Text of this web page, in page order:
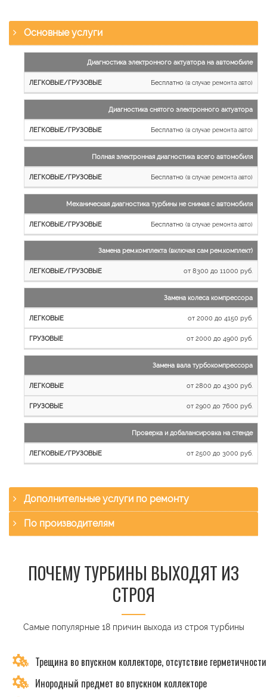
Основные услуги
работы
Легковые
и
Грузовые
автомобили
Диагностика электронного актуатора на автомобиле
Бесплатно (в случае ремонта авто)
Диагностика снятого электронного актуатора
Бесплатно (в случае ремонта авто)
Полная электронная диагностика всего автомобиля
Бесплатно (в случае ремонта авто)
Механическая диагностика турбины не снимая с автомобиля
Бесплатно (в случае ремонта авто)
Замена рем.комплекта (включая сам рем.комплект)
от 8300 до 11000 руб.
Замена колеса компрессора
от 2000 до 4150 руб.
от 2000 до 4900 руб.
Замена вала турбокомпрессора
от 2800 до 4300 руб.
от 2900 до 7600 руб.
Проверка и добалансировка на стенде
от 2500 до 3000 руб.
Дополнительные услуги по ремонту
По производителям
ПОЧЕМУ ТУРБИНЫ ВЫХОДЯТ ИЗ
СТРОЯ
Самые популярные 18 причин выхода из строя турбины
Трещина во впускном коллекторе, отсутствие герметичности
Инородный предмет во впускном коллекторе